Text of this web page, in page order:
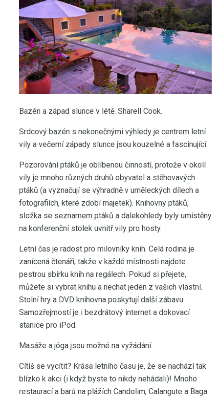
Bazén a západ slunce v létě. Sharell Cook.
Srdcový bazén s nekonečnými výhledy je centrem letní
vily a večerní západy slunce jsou kouzelné a fascinující.
Pozorování ptáků je oblíbenou činností, protože v okolí
vily je mnoho různých druhů obyvatel a stěhovavých
ptáků (a vyznačují se výhradně v uměleckých dílech a
fotografiích, které zdobí majetek). Knihovny ptáků,
složka se seznamem ptáků a dalekohledy byly umístěny
na konferenční stolek uvnitř vily pro hosty.
Letní čas je radost pro milovníky knih. Celá rodina je
zanícená čtenáři, takže v každé místnosti najdete
pestrou sbírku knih na regálech. Pokud si přejete,
můžete si vybrat knihu a nechat jeden z vašich vlastní.
Stolní hry a DVD knihovna poskytují další zábavu.
Samozřejmostí je i bezdrátový internet a dokovací
stanice pro iPod.
Masáže a jóga jsou možné na vyžádání.
Cítíš se vycítit? Krása letního času je, že se nachází tak
blízko k akci (i když byste to nikdy nehádali)! Mnoho
restaurací a barů na plážích Candolim, Calangute a Baga